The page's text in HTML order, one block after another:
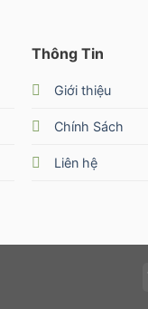
Thông Tin
Giới thiệu
Chính Sách
Liên hệ